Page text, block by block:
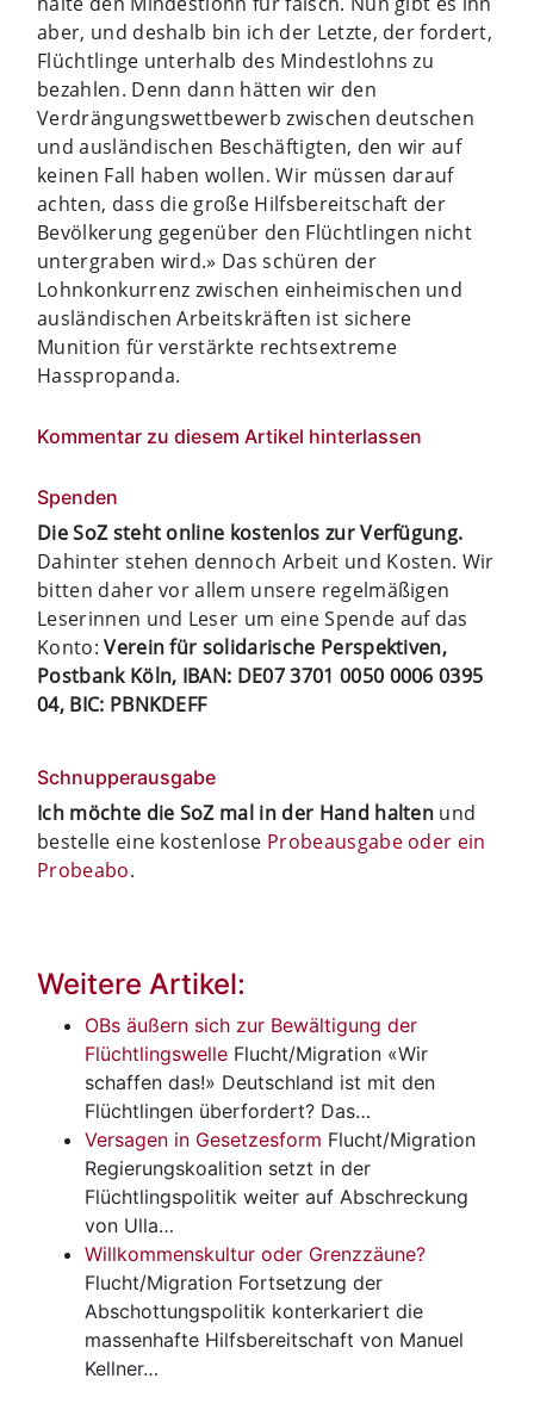
aber, und deshalb bin ich der Letzte, der fordert,
Flüchtlinge unterhalb des Mindestlohns zu
bezahlen. Denn dann hätten wir den
Verdrängungswettbewerb zwischen deutschen
und ausländischen Beschäftigten, den wir auf
keinen Fall haben wollen. Wir müssen darauf
achten, dass die große Hilfsbereitschaft der
Bevölkerung gegenüber den Flüchtlingen nicht
untergraben wird.» Das schüren der
Lohnkonkurrenz zwischen einheimischen und
ausländischen Arbeitskräften ist sichere
Munition für verstärkte rechtsextreme
Hasspropanda.
Kommentar zu diesem Artikel hinterlassen
Spenden
Die SoZ steht online kostenlos zur Verfügung.
Dahinter stehen dennoch Arbeit und Kosten. Wir
bitten daher vor allem unsere regelmäßigen
Leserinnen und Leser um eine Spende auf das
Konto:Verein für solidarische Perspektiven,
Postbank Köln, IBAN: DE07 3701 0050 0006 0395
04, BIC: PBNKDEFF
Schnupperausgabe
Ich möchte die SoZ mal in der Hand halten und
bestelle eine kostenlose Probeausgabe oder ein
Probeabo.
Weitere Artikel:
OBs äußern sich zur Bewältigung der
Flüchtlingswelle Flucht/Migration «Wir
schaffen das!» Deutschland ist mit den
Flüchtlingen überfordert? Das…
Versagen in Gesetzesform Flucht/Migration
Regierungskoalition setzt in der
Flüchtlingspolitik weiter auf Abschreckung
von Ulla…
Willkommenskultur oder Grenzzäune?
Flucht/Migration Fortsetzung der
Abschottungspolitik konterkariert die
massenhafte Hilfsbereitschaft von Manuel
Kellner…